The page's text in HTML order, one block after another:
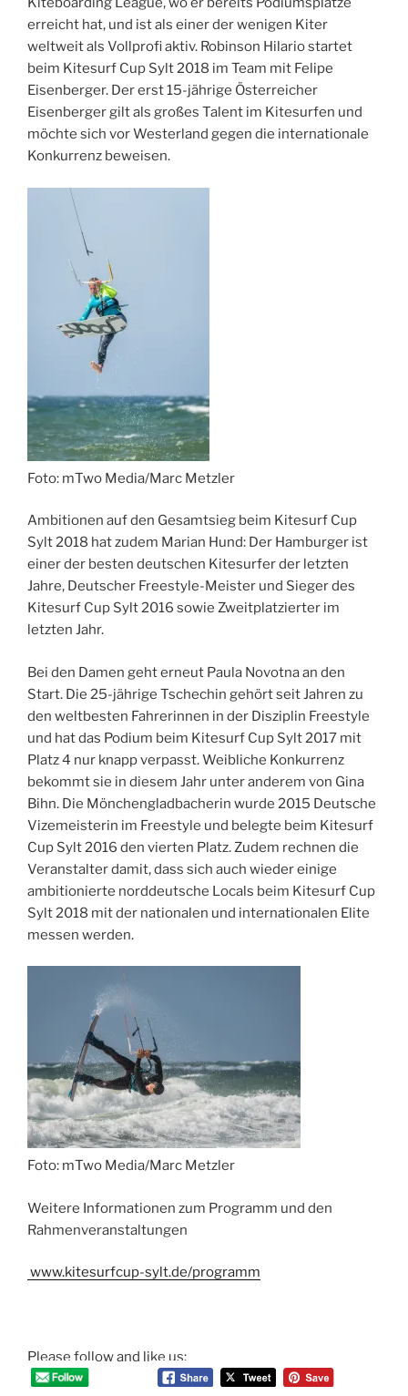
erreicht hat, und ist als einer der wenigen Kiter
weltweit als Vollprofi aktiv. Robinson Hilario startet
beim Kitesurf Cup Sylt 2018 im Team mit Felipe
Eisenberger. Der erst 15-jährige Österreicher
Eisenberger gilt als großes Talent im Kitesurfen und
möchte sich vor Westerland gegen die internationale
Konkurrenz beweisen.
Foto: mTwo Media/Marc Metzler
Ambitionen auf den Gesamtsieg beim Kitesurf Cup
Sylt 2018 hat zudem Marian Hund: Der Hamburger ist
einer der besten deutschen Kitesurfer der letzten
Jahre, Deutscher Freestyle-Meister und Sieger des
Kitesurf Cup Sylt 2016 sowie Zweitplatzierter im
letzten Jahr.
Bei den Damen geht erneut Paula Novotna an den
Start. Die 25-jährige Tschechin gehört seit Jahren zu
den weltbesten Fahrerinnen in der Disziplin Freestyle
und hat das Podium beim Kitesurf Cup Sylt 2017 mit
Platz 4 nur knapp verpasst. Weibliche Konkurrenz
bekommt sie in diesem Jahr unter anderem von Gina
Bihn. Die Mönchengladbacherin wurde 2015 Deutsche
Vizemeisterin im Freestyle und belegte beim Kitesurf
Cup Sylt 2016 den vierten Platz. Zudem rechnen die
Veranstalter damit, dass sich auch wieder einige
ambitionierte norddeutsche Locals beim Kitesurf Cup
Sylt 2018 mit der nationalen und internationalen Elite
messen werden.
Foto: mTwo Media/Marc Metzler
Weitere Informationen zum Programm und den
Rahmenveranstaltungen
www.kitesurfcup-sylt.de/programm
Please follow and like us: